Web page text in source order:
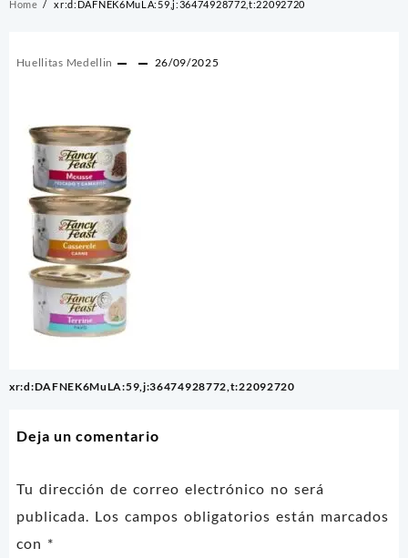
Home xr:d:DAFNEK6MuLA:59,j:36474928772,t:22092720
Huellitas Medellin 26/09/2025
Navegación
xr:d:DAFNEK6MuLA:59,j:36474928772,t:22092720
Deja un comentario
Tu dirección de correo electrónico no será
publicada. Los campos obligatorios están marcados
con *